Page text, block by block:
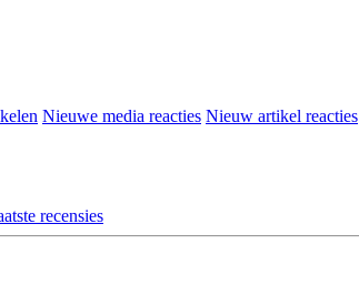
Nieuwe media reacties Nieuw artikel reacties
recensies